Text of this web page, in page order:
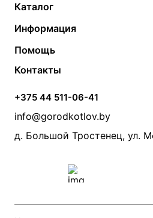
Каталог
Твердотопливные котлы
Электрические котлы
Банные печи
Камины и печи
Теплый пол
Радиаторы
Насосы
Дымоходы
Информация
Контакты
Статьи
Акции
Производители
Помощь
Монтаж систем отопления
Прайс по монтажу систем
Проект систем отопления
Контакты
+375 44 511-06-41
info@gorodkotlov.by
д. Большой Тростенец, ул.